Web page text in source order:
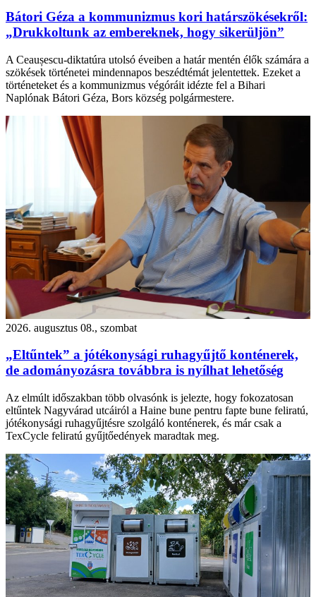
Bátori Géza a kommunizmus kori határszökésekről:
„Drukkoltunk az embereknek, hogy sikerüljön”
A Ceaușescu-diktatúra utolsó éveiben a határ mentén élők számára a
szökések történetei mindennapos beszédtémát jelentettek. Ezeket a
történeteket és a kommunizmus végóráit idézte fel a Bihari
Naplónak Bátori Géza, Bors község polgármestere.
2026. augusztus 08., szombat
„Eltűntek” a jótékonysági ruhagyűjtő konténerek,
de adományozásra továbbra is nyílhat lehetőség
Az elmúlt időszakban több olvasónk is jelezte, hogy fokozatosan
eltűntek Nagyvárad utcáiról a Haine bune pentru fapte bune feliratú,
jótékonysági ruhagyűjtésre szolgáló konténerek, és már csak a
TexCycle feliratú gyűjtőedények maradtak meg.